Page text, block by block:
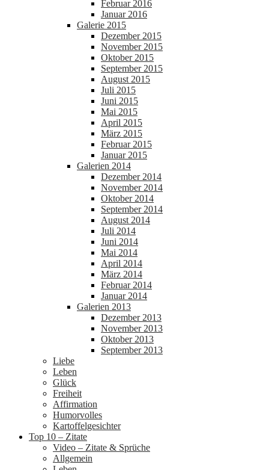
Februar 2016
Januar 2016
Galerie 2015
Dezember 2015
November 2015
Oktober 2015
September 2015
August 2015
Juli 2015
Juni 2015
Mai 2015
April 2015
März 2015
Februar 2015
Januar 2015
Galerien 2014
Dezember 2014
November 2014
Oktober 2014
September 2014
August 2014
Juli 2014
Juni 2014
Mai 2014
April 2014
März 2014
Februar 2014
Januar 2014
Galerien 2013
Dezember 2013
November 2013
Oktober 2013
September 2013
Liebe
Leben
Glück
Freiheit
Affirmation
Humorvolles
Kartoffelgesichter
Top 10 – Zitate
Video – Zitate & Sprüche
Allgemein